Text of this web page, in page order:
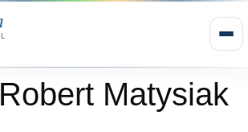
Robert Matysiak